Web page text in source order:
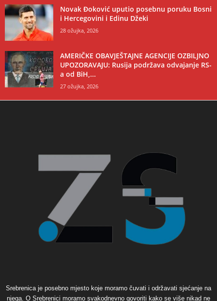
Novak Đoković uputio posebnu poruku Bosni
i Hercegovini i Edinu Džeki
28 ožujka, 2026
AMERIČKE OBAVJEŠTAJNE AGENCIJE OZBILJNO
UPOZORAVAJU: Rusija podržava odvajanje RS-
a od BiH,...
27 ožujka, 2026
Srebrenica je posebno mjesto koje moramo čuvati i održavati sjećanje na
njega. O Srebrenici moramo svakodnevno govoriti kako se više nikad ne